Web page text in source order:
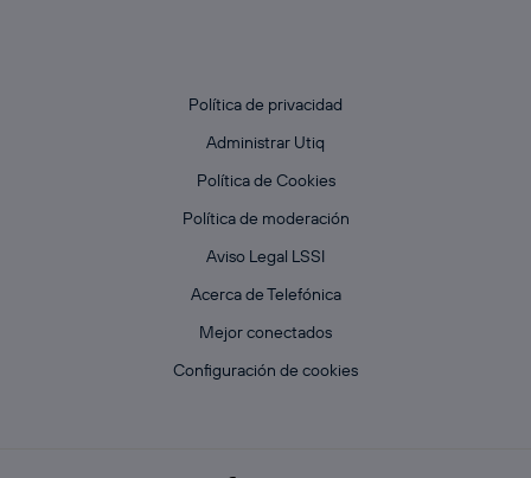
Política de privacidad
Administrar Utiq
Política de Cookies
Política de moderación
Aviso Legal LSSI
Acerca de Telefónica
Mejor conectados
Configuración de cookies